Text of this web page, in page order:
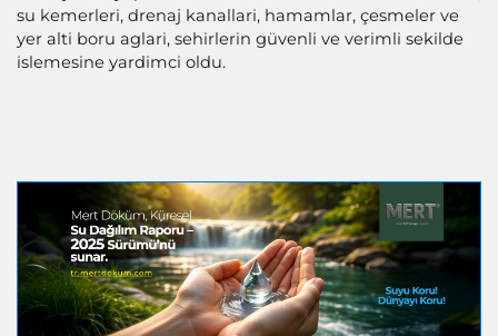
su kemerleri, drenaj kanallari, hamamlar, çesmeler ve
yer alti boru aglari, sehirlerin güvenli ve verimli sekilde
islemesine yardimci oldu.